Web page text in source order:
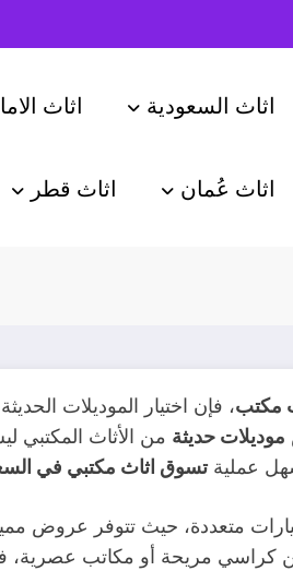
اثاث السعودية اثاث
اثاث عُمان اثاث قطر
مكتب، فإن اختيار الموديلات
موديلات حديثة من الأثاث المكتبي
عمليةتسوق اثاث مكتبي في
مريحة أو مكاتب عصرية،